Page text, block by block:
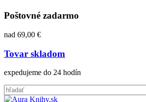
Poštovné zadarmo
nad 69,00 €
Tovar skladom
expedujeme do 24 hodín